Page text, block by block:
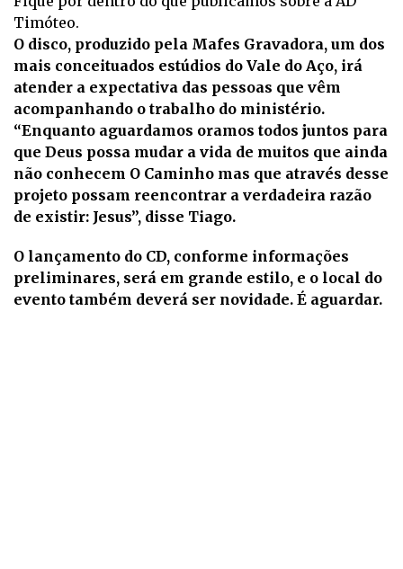
Timóteo.
O disco, produzido pela Mafes Gravadora, um dos
mais conceituados estúdios do Vale do Aço, irá
atender a expectativa das pessoas que vêm
acompanhando o trabalho do ministério.
“Enquanto aguardamos oramos todos juntos para
que Deus possa mudar a vida de muitos que ainda
não conhecem O Caminho mas que através desse
projeto possam reencontrar a verdadeira razão
de existir: Jesus”, disse Tiago.
O lançamento do CD, conforme informações
preliminares, será em grande estilo, e o local do
evento também deverá ser novidade. É aguardar.